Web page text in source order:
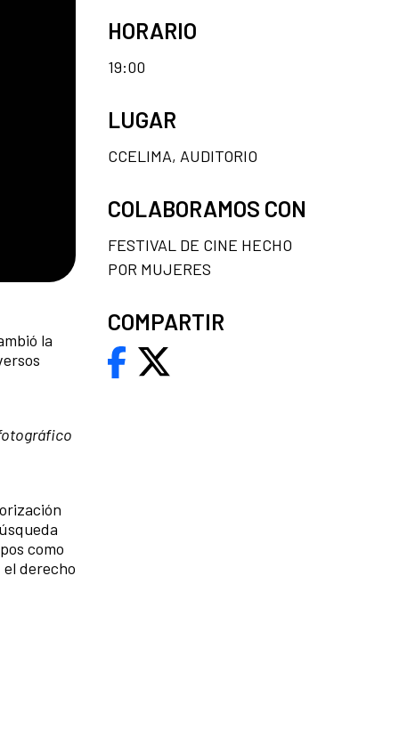
la
como
derecho
HORARIO
19:00
LUGAR
CCELIMA, AUDITORIO
COLABORAMOS CON
FESTIVAL DE CINE HECHO
POR MUJERES
COMPARTIR